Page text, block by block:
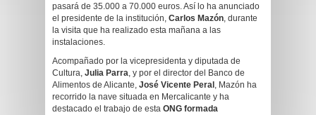
pasará de 35.000 a 70.000 euros. Así lo ha anunciado
el presidente de la institución, Carlos Mazón, durante
la visita que ha realizado esta mañana a las
instalaciones.
Acompañado por la vicepresidenta y diputada de
Cultura, Julia Parra, y por el director del Banco de
Alimentos de Alicante, José Vicente Peral , Mazón ha
recorrido la nave situada en Mercalicante y ha
destacado el trabajo de esta ONG formada